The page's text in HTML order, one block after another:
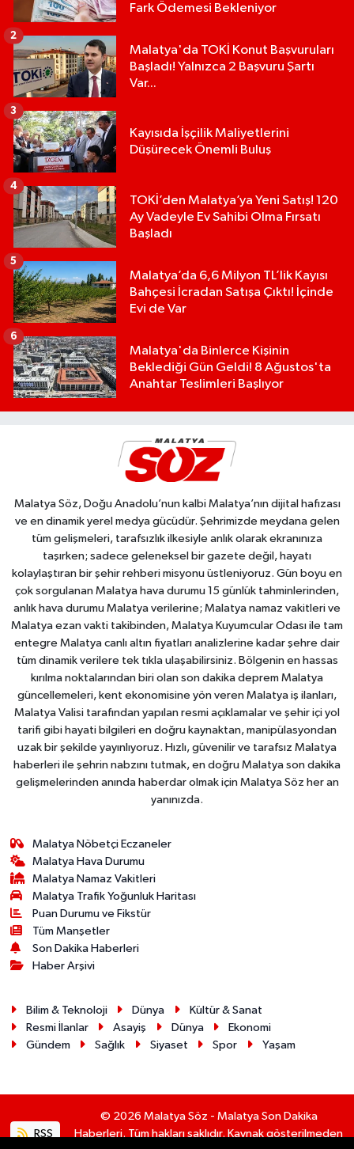
Fark Ödemesi Bekleniyor
Malatya'da TOKİ Konut Başvuruları
Başladı! Yalnızca 2 Başvuru Şartı
Var...
2
Kayısıda İşçilik Maliyetlerini
Düşürecek Önemli Buluş
3
TOKİ’den Malatya’ya Yeni Satış! 120
Ay Vadeyle Ev Sahibi Olma Fırsatı
Başladı
4
Malatya’da 6,6 Milyon TL’lik Kayısı
Bahçesi İcradan Satışa Çıktı! İçinde
Evi de Var
5
Malatya'da Binlerce Kişinin
Beklediği Gün Geldi! 8 Ağustos'ta
Anahtar Teslimleri Başlıyor
6
Malatya Söz, Doğu Anadolu’nun kalbi Malatya’nın dijital hafızası
ve en dinamik yerel medya gücüdür. Şehrimizde meydana gelen
tüm gelişmeleri, tarafsızlık ilkesiyle anlık olarak ekranınıza
taşırken; sadece geleneksel bir gazete değil, hayatı
kolaylaştıran bir şehir rehberi misyonu üstleniyoruz. Gün boyu en
çok sorgulanan Malatya hava durumu 15 günlük tahminlerinden,
anlık hava durumu Malatya verilerine; Malatya namaz vakitleri ve
Malatya ezan vakti takibinden, Malatya Kuyumcular Odası ile tam
entegre Malatya canlı altın fiyatları analizlerine kadar şehre dair
tüm dinamik verilere tek tıkla ulaşabilirsiniz. Bölgenin en hassas
kırılma noktalarından biri olan son dakika deprem Malatya
güncellemeleri, kent ekonomisine yön veren Malatya iş ilanları,
Malatya Valisi tarafından yapılan resmi açıklamalar ve şehir içi yol
tarifi gibi hayati bilgileri en doğru kaynaktan, manipülasyondan
uzak bir şekilde yayınlıyoruz. Hızlı, güvenilir ve tarafsız Malatya
haberleri ile şehrin nabzını tutmak, en doğru Malatya son dakika
gelişmelerinden anında haberdar olmak için Malatya Söz her an
yanınızda.
Malatya Nöbetçi Eczaneler
Malatya Hava Durumu
Malatya Namaz Vakitleri
Malatya Trafik Yoğunluk Haritası
Puan Durumu ve Fikstür
Tüm Manşetler
Son Dakika Haberleri
Haber Arşivi
Bilim & Teknoloji Dünya
Kültür & Sanat
Resmi İlanlar
Asayiş Dünya
Ekonomi
Gündem
Sağlık Siyaset Spor Yaşam
RSS
© 2026 Malatya Söz - Malatya Son Dakika
Haberleri. Tüm hakları saklıdır. Kaynak gösterilmeden